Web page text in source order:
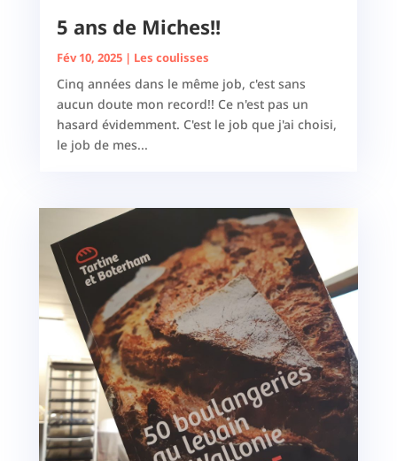
5 ans de Miches!!
Fév 10, 2025| Les coulisses
Cinq années dans le même job, c'est sans
aucun doute mon record!! Ce n'est pas un
hasard évidemment. C'est le job que j'ai choisi,
le job de mes...